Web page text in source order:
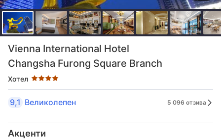
Vienna International Hotel
Changsha Furong Square Branch
Хотел
Оценка в звезди: 4 звезди
9,1 Великолепен 5 096 отзива
Акценти